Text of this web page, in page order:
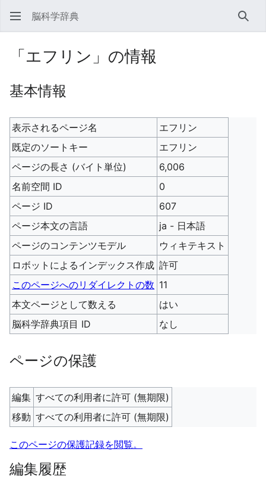
脳科学辞典 検索
「エフリン」の情報
基本情報
表示されるページ名
エフリン
既定のソートキー
エフリン
ページの長さ (バイト単位)
6,006
名前空間 ID
0
ページ ID
607
ページ本文の言語
ja - 日本語
ページのコンテンツモデル
ウィキテキスト
ロボットによるインデックス作成 許可
このページへのリダイレクトの数 11
本文ページとして数える
はい
脳科学辞典項目 ID
なし
ページの保護
編集 すべての利用者に許可 (無期限)
移動 すべての利用者に許可 (無期限)
このページの保護記録を閲覧。
編集履歴